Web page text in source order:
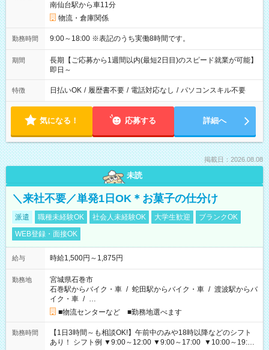
南仙台駅から車11分
物流・倉庫関係
勤務時間 9:00～18:00 ※表記のうち実働8時間です。
期間
長期【ご応募から1週間以内(最短2日目)のスピード就業が可能】
即日～
特徴 日払いOK / 履歴書不要 / 電話対応なし / パソコンスキル不要
気になる！ 応募する 詳細へ
掲載日：2026.08.08
未読
＼来社不要／単発1日OK＊お菓子の仕分け
派遣 職種未経験OK 社会人未経験OK 大学生歓迎
ブランクOK
WEB登録・面接OK
給与 時給1,500円～1,875円
勤務地
宮城県石巻市
石巻駅からバイク・車 / 蛇田駅からバイク・車 / 渡波駅からバ
イク・車 / …
■物流センターなど ■勤務地選べます
勤務時間
【1日3時間～も相談OK!】午前中のみや18時以降などのシフト
あり！ シフト例 ▼9:00～12:00 ▼9:00～17:00 ▼10:00～19:00